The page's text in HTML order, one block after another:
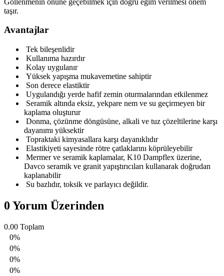
taşır.
Avantajlar
Tek bileşenlidir
Kullanıma hazırdır
Kolay uygulanır
Yüksek yapışma mukavemetine sahiptir
Son derece elastiktir
Uygulandığı yerde hafif zemin oturmalarından etkilenmez
Seramik altında eksiz, yekpare nem ve su geçirmeyen bir
kaplama oluşturur
Donma, çözünme döngüsüne, alkali ve tuz çözeltilerine karşı
dayanımı yüksektir
Topraktaki kimyasallara karşı dayanıklıdır
Elastikiyeti sayesinde rötre çatlaklarını köprüleyebilir
Mermer ve seramik kaplamalar, K10 Dampflex üzerine,
Davco seramik ve granit yapıştırıcıları kullanarak doğrudan
kaplanabilir
Su bazlıdır, toksik ve parlayıcı değildir.
0 Yorum Üzerinden
0.00 Toplam
0%
0%
0%
0%